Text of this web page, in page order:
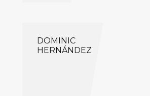
DOMINIC
HERNÁNDEZ